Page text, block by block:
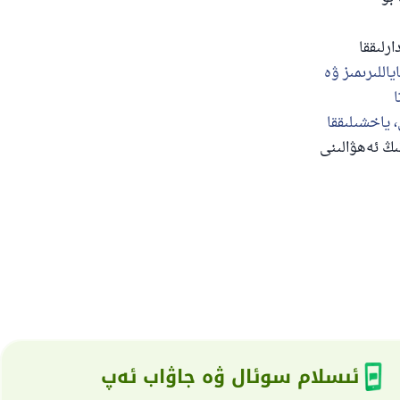
ۋە
ياخشىلىققا
ئەھۋالىنى
ئىسلام سوئال ۋە جاۋاب ئەپ